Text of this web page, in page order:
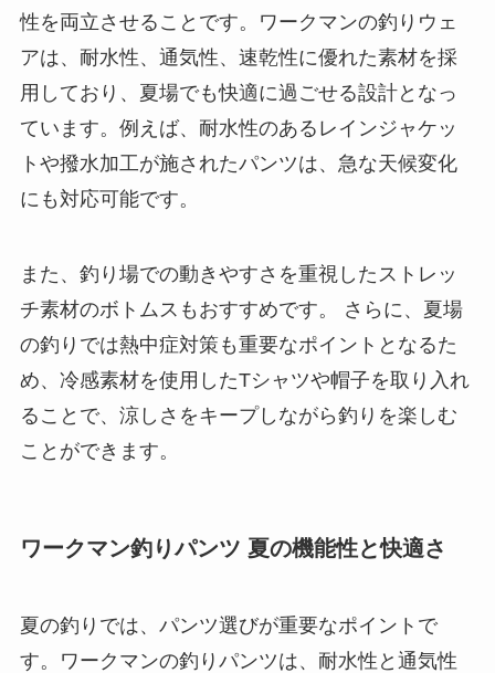
性を両立させることです。ワークマンの釣りウェ
アは、耐水性、通気性、速乾性に優れた素材を採
用しており、夏場でも快適に過ごせる設計となっ
ています。例えば、耐水性のあるレインジャケッ
トや撥水加工が施されたパンツは、急な天候変化
にも対応可能です。
また、釣り場での動きやすさを重視したストレッ
チ素材のボトムスもおすすめです。 さらに、夏場
の釣りでは熱中症対策も重要なポイントとなるた
め、冷感素材を使用したTシャツや帽子を取り入れ
ることで、涼しさをキープしながら釣りを楽しむ
ことができます。
ワークマン釣りパンツ 夏の機能性と快適さ
夏の釣りでは、パンツ選びが重要なポイントで
す。ワークマンの釣りパンツは、耐水性と通気性